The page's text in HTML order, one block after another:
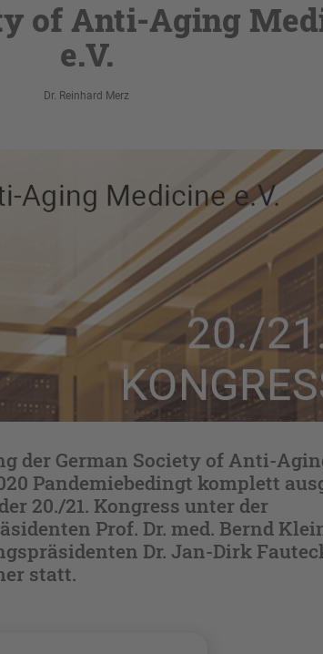
of Anti-Aging
e.V.
Dr. Reinhard Merz
der German Society of Anti-
Pandemiebedingt komplett
20./21. Kongress unter der
Prof. Dr. med. Bernd
Dr. Jan-Dirk
statt.